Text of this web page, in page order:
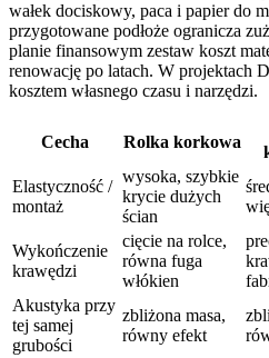
wałek dociskowy, paca i papier do
przygotowane podłoże ogranicza
planie finansowym zestaw koszt
renowację po latach. W projektach
kosztem własnego czasu i narzędzi.
Cecha Rolka korkowa
Elastyczność /
montaż
wysoka, szybkie
krycie dużych
ścian
Wykończenie
krawędzi
cięcie na rolce,
równa fuga
włókien
Akustyka przy
tej samej
grubości
zbliżona masa,
równy efekt